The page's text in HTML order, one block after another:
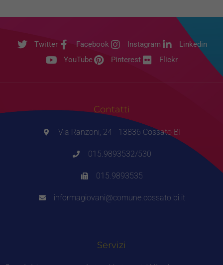
Twitter Facebook Instagram
Linkedin
YouTube
Pinterest Flickr
Contatti
Via Ranzoni, 24 - 13836 Cossato BI
015.9893532/530
015.9893535
informagiovani@comune.cossato.bi.it
Servizi